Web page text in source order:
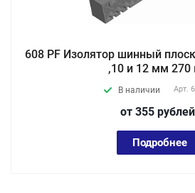
608 PF Изолятор шинный
,10 и 12 мм
В наличии Арт.
от 355 рублей
Подробнее